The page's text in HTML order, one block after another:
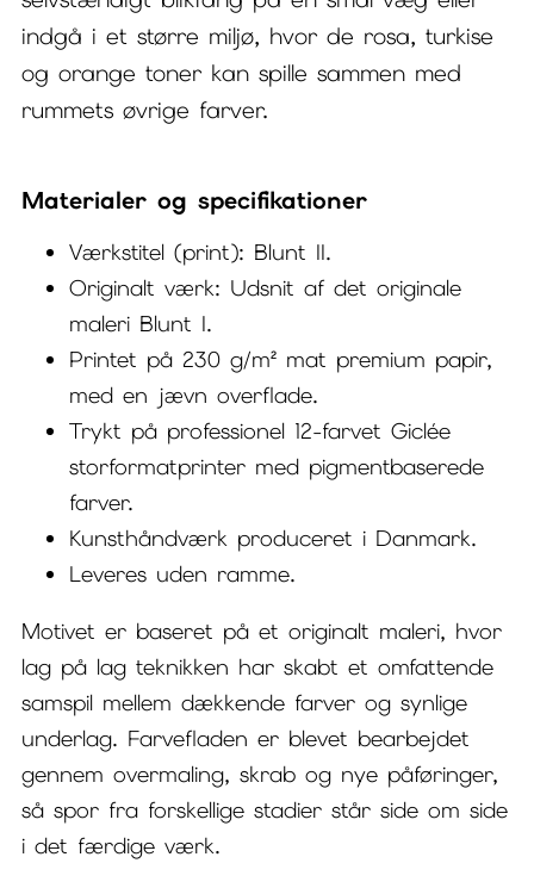
indgå i et større miljø, hvor de rosa, turkise
og orange toner kan spille sammen med
rummets øvrige farver.
Materialer og specifikationer
Værkstitel (print): Blunt II.
Originalt værk: Udsnit af det originale
maleri Blunt I.
Printet på 230 g/m² mat premium papir,
med en jævn overflade.
Trykt på professionel 12-farvet Giclée
storformatprinter med pigmentbaserede
farver.
Kunsthåndværk produceret i Danmark.
Leveres uden ramme.
Motivet er baseret på et originalt maleri, hvor
lag på lag teknikken har skabt et omfattende
samspil mellem dækkende farver og synlige
underlag. Farvefladen er blevet bearbejdet
gennem overmaling, skrab og nye påføringer,
så spor fra forskellige stadier står side om side
i det færdige værk.